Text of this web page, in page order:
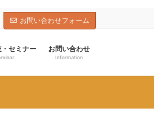
お問い合わせフォーム
セミナー お問い合わせ
Information